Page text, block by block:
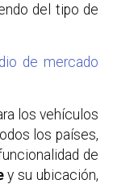
del tipo de
de mercado
los vehículos
los países,
de
y su ubicación,